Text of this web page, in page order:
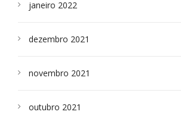
janeiro 2022
dezembro 2021
novembro 2021
outubro 2021